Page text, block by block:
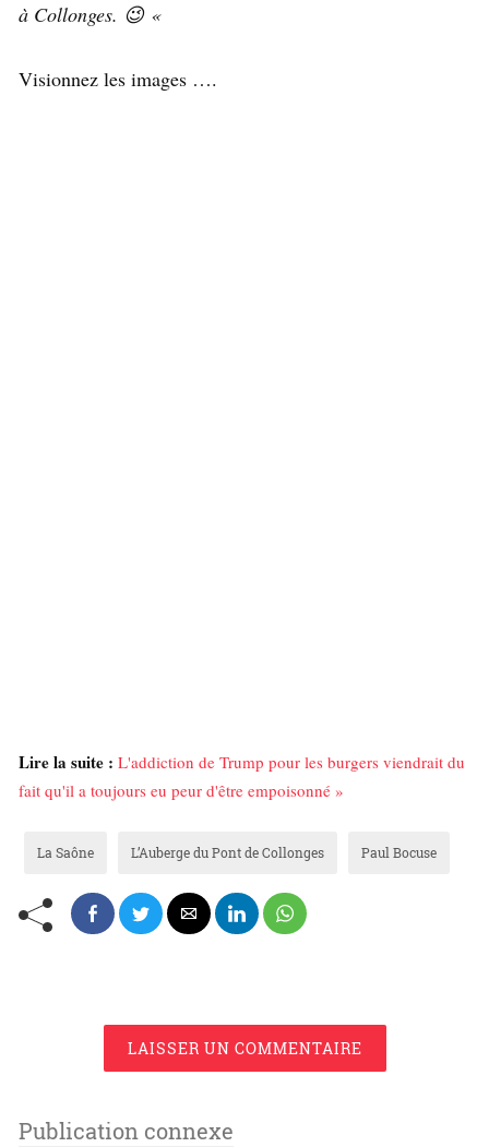
à Collonges. 😉 «
Visionnez les images ….
Lire la suite : L'addiction de Trump pour les burgers viendrait du
fait qu'il a toujours eu peur d'être empoisonné »
La Saône L’Auberge du Pont de Collonges Paul Bocuse
LAISSER UN COMMENTAIRE
Publication connexe